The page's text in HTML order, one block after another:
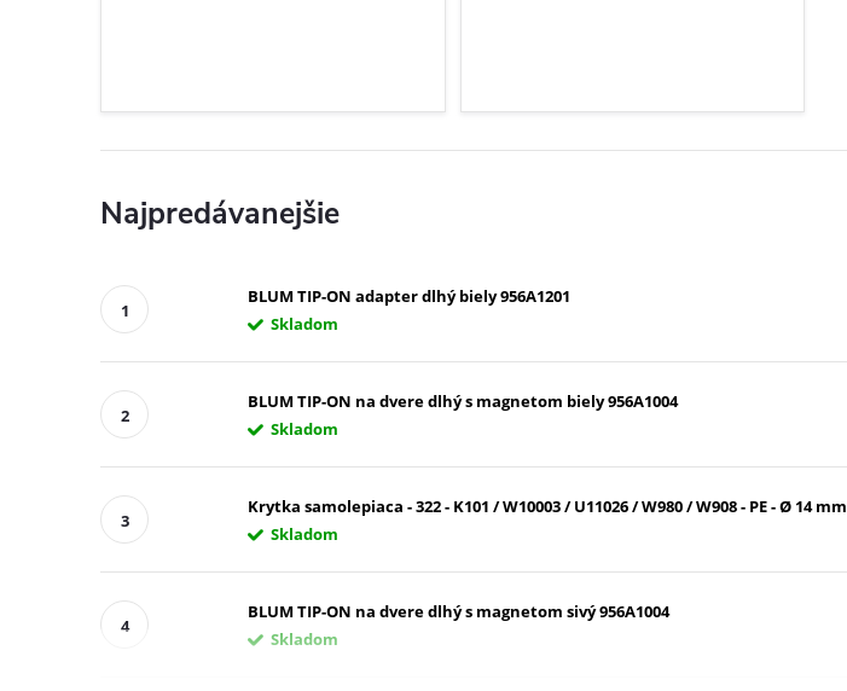
Najpredávanejšie
BLUM TIP-ON adapter dlhý biely 956A1201
Skladom
BLUM TIP-ON na dvere dlhý s magnetom biely 956A1004
Skladom
Krytka samolepiaca - 322 - K101 / W10003 / U11026 / W980 / W908 - PE - Ø 14 mm
Skladom
BLUM TIP-ON na dvere dlhý s magnetom sivý 956A1004
Skladom